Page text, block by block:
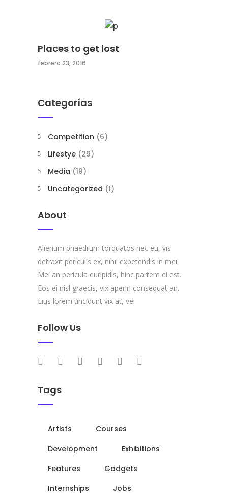
Places to get lost
febrero 23, 2016
Categorías
Competition (6)
Lifestye (29)
Media (19)
Uncategorized (1)
About
Alienum phaedrum torquatos nec eu, vis
detraxit periculis ex, nihil expetendis in mei.
Mei an pericula euripidis, hinc partem ei est.
Eos ei nisl graecis, vix aperiri consequat an.
Eius lorem tincidunt vix at, vel
Follow Us
Tags
Artists
Courses
Development
Exhibitions
Features
Gadgets
Internships
Jobs